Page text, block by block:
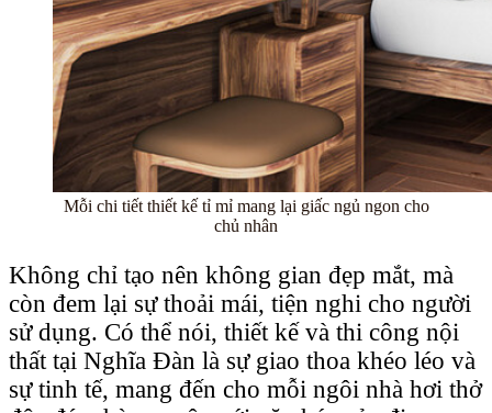
Mỗi chi tiết thiết kế tỉ mỉ mang lại giấc ngủ ngon cho
chủ nhân
Không chỉ tạo nên không gian đẹp mắt, mà
còn đem lại sự thoải mái, tiện nghi cho người
sử dụng. Có thể nói, thiết kế và thi công nội
thất tại Nghĩa Đàn là sự giao thoa khéo léo và
sự tinh tế, mang đến cho mỗi ngôi nhà hơi thở